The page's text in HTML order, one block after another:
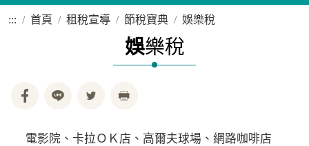
::: 首頁 租稅宣導 節稅寶典 娛樂稅
娛樂稅
電影院、卡拉ＯＫ店、高爾夫球場、網路咖啡店